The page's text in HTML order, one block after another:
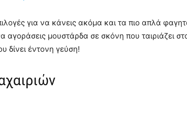
έχουν κάνει μαθήματα για να κόβουν με
πρέπει να είμαστε πάντα προσεκτικοί όταν